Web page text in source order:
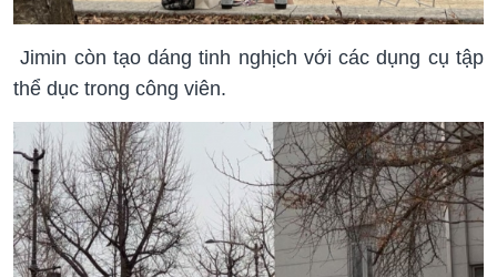
Jimin còn tạo dáng tinh nghịch với các dụng cụ tập
thể dục trong công viên.